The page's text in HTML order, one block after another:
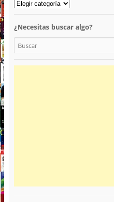
¿Necesitas buscar algo?